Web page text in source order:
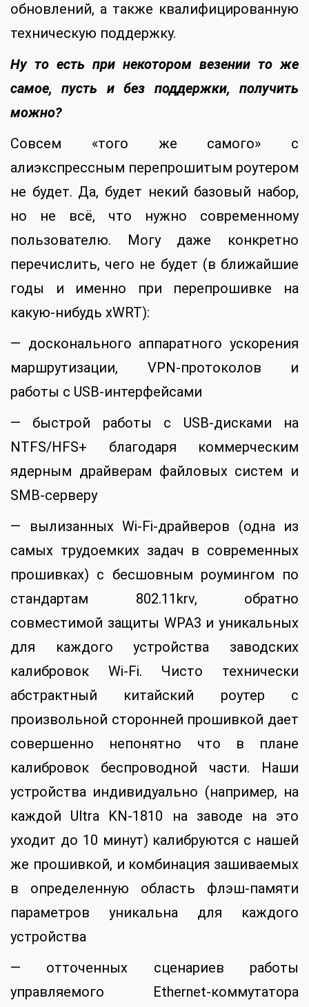
обновлений, а также квалифицированную
техническую поддержку.
Ну то есть при некотором везении то же
самое, пусть и без поддержки, получить
можно?
Совсем «того же самого» с
алиэкспрессным перепрошитым роутером
не будет. Да, будет некий базовый набор,
но не всё, что нужно современному
пользователю. Могу даже конкретно
перечислить, чего не будет (в ближайшие
годы и именно при перепрошивке на
какую-нибудь xWRT):
— досконального аппаратного ускорения
маршрутизации, VPN-протоколов и
работы с USB-интерфейсами
— быстрой работы с USB-дисками на
NTFS/HFS+ благодаря коммерческим
ядерным драйверам файловых систем и
SMB-серверу
— вылизанных Wi-Fi-драйверов (одна из
самых трудоемких задач в современных
прошивках) с бесшовным роумингом по
стандартам 802.11krv, обратно
совместимой защиты WPA3 и уникальных
для каждого устройства заводских
калибровок Wi-Fi. Чисто технически
абстрактный китайский роутер с
произвольной сторонней прошивкой дает
совершенно непонятно что в плане
калибровок беспроводной части. Наши
устройства индивидуально (например, на
каждой Ultra KN-1810 на заводе на это
уходит до 10 минут) калибруются с нашей
же прошивкой, и комбинация зашиваемых
в определенную область флэш-памяти
параметров уникальна для каждого
устройства
— отточенных сценариев работы
управляемого Ethernet-коммутатора